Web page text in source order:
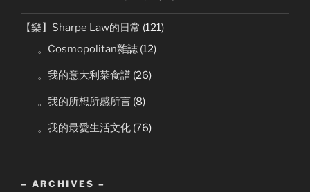
【樂】Sharpe Law的日常 (121)
。Cosmopolitan雜誌 (12)
。我的意大利菜食譜 (26)
。我的所想所感所言 (8)
。我的最愛生活文化 (76)
– ARCHIVES –